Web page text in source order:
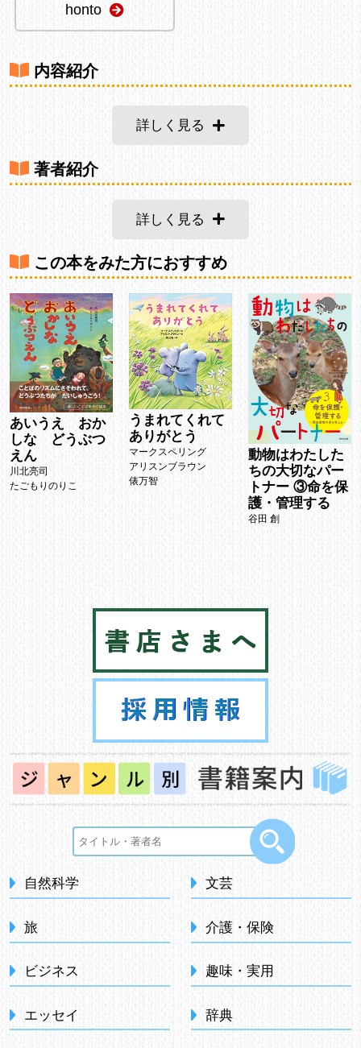
自然科学
旅
ビジネス
エッセイ
文芸
介護・保険
趣味・実用
辞典
honto
内容紹介
詳しく見る
著者紹介
詳しく見る
この本をみた方におすすめ
あいうえ おか
しな どうぶつ
えん
川北亮司
たごもりのりこ
うまれてくれて
ありがとう
マークスペリング
アリスンブラウン
俵万智
動物はわたした
ちの大切なパー
トナー ③命を保
護・管理する
谷田 創